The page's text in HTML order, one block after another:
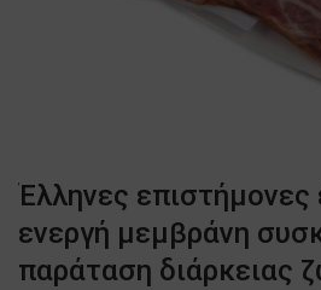
Έλληνες επιστήμονες
ενεργή μεμβράνη
παράταση διάρκειας